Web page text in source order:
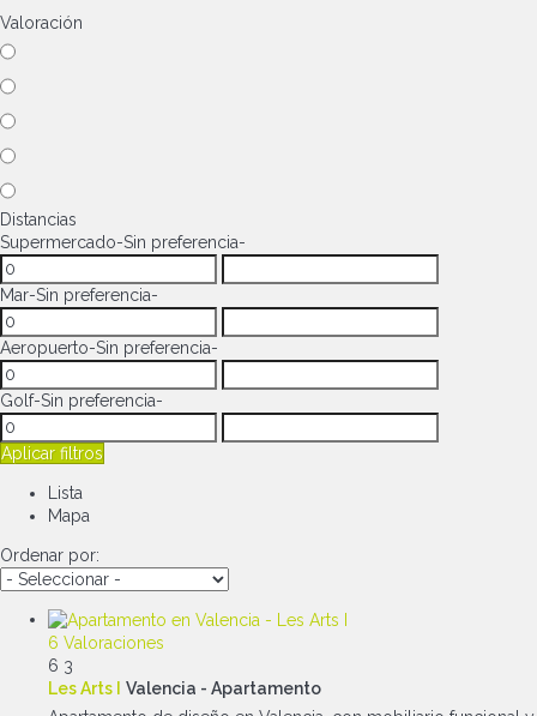
Valoración
Distancias
Supermercado-Sin preferencia-
Mar-Sin preferencia-
Aeropuerto-Sin preferencia-
Golf-Sin preferencia-
Aplicar filtros
Lista
Mapa
Ordenar por:
6 Valoraciones
6 3
Les Arts I
Valencia - Apartamento